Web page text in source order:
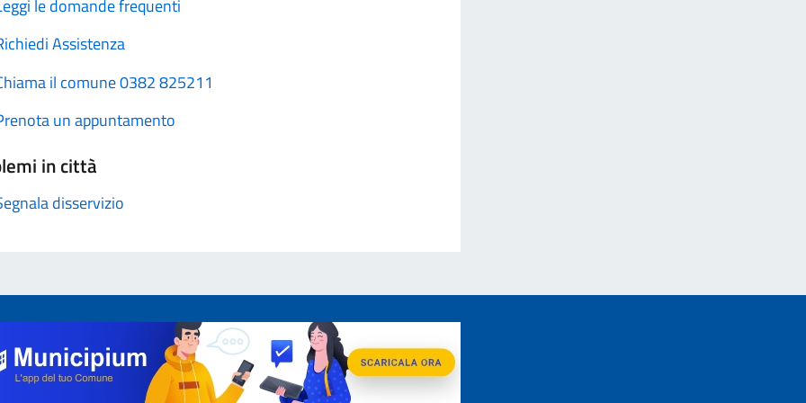
le domande frequenti
Assistenza
il comune 0382 825211
un appuntamento
in città
disservizio